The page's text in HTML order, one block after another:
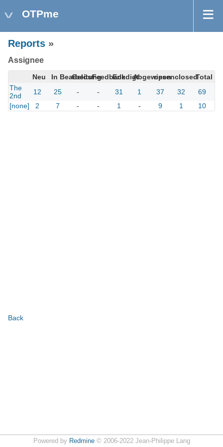
OTPme
Reports »
Assignee
Neu In Bearbeitung
GelöstFeedbackErledigtAbgewiesen
open closedTotal
The
2nd
12 25 - - 31 1 37 32
69
[none]
2 7 - - 1 - 9 1 10
Back
Powered by Redmine© 2006-2022 Jean-Philippe Lang